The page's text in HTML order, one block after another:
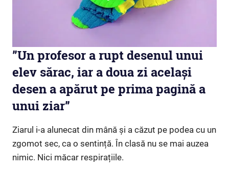
”Un profesor a rupt desenul unui
elev sărac, iar a doua zi același
desen a apărut pe prima pagină a
unui ziar”
Ziarul i-a alunecat din mână și a căzut pe podea cu un
zgomot sec, ca o sentință. În clasă nu se mai auzea
nimic. Nici măcar respirațiile.